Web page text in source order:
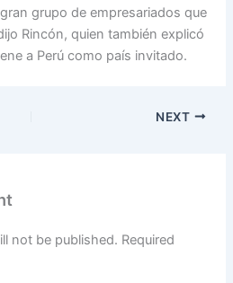
grupo de empresariados que
Rincón, quien también explicó
a Perú como país invitado.
NEXT
not be published. Required